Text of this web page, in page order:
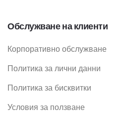
Обслужване на клиенти
Корпоративно обслужване
Политика за лични данни
Политика за бисквитки
Условия за ползване